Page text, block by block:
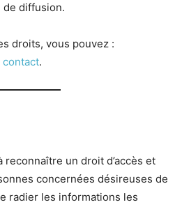
de diffusion.
droits, vous pouvez :
contact.
reconnaître un droit d’accès et
concernées désireuses de
radier les informations les